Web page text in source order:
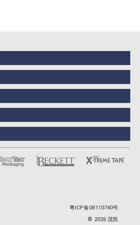
粤ICP备08110740号
© 2026 茂凯